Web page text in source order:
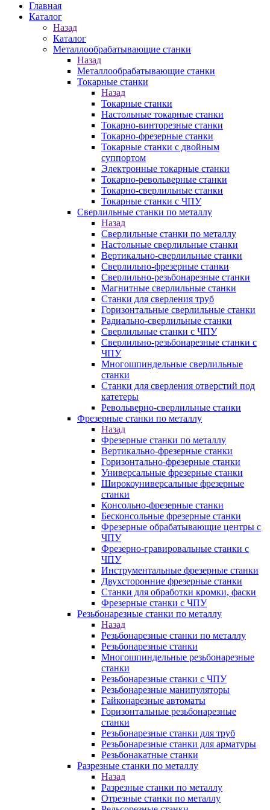
Главная
Каталог
Назад
Каталог
Металлообрабатывающие станки
Назад
Металлообрабатывающие станки
Токарные станки
Назад
Токарные станки
Настольные токарные станки
Токарно-винторезные станки
Токарно-фрезерные станки
Токарные станки с двойным
суппортом
Электронные токарные станки
Токарно-револьверные станки
Токарно-сверлильные станки
Токарные станки с ЧПУ
Сверлильные станки по металлу
Назад
Сверлильные станки по металлу
Настольные сверлильные станки
Вертикально-сверлильные станки
Сверлильно-фрезерные станки
Сверлильно-резьбонарезные станки
Магнитные сверлильные станки
Станки для сверления труб
Горизонтальные сверлильные станки
Радиально-сверлильные станки
Сверлильные станки с ЧПУ
Сверлильно-резьбонарезные станки с
ЧПУ
Многошпиндельные сверлильные
станки
Станки для сверления отверстий под
катетеры
Револьверно-сверлильные станки
Фрезерные станки по металлу
Назад
Фрезерные станки по металлу
Вертикально-фрезерные станки
Горизонтально-фрезерные станки
Универсальные фрезерные станки
Широкоуниверсальные фрезерные
станки
Консольно-фрезерные станки
Бесконсольные фрезерные станки
Фрезерные обрабатывающие центры с
ЧПУ
Фрезерно-гравировальные станки с
ЧПУ
Инструментальные фрезерные станки
Двухсторонние фрезерные станки
Станки для обработки кромки, фаски
Фрезерные станки с ЧПУ
Резьбонарезные станки по металлу
Назад
Резьбонарезные станки по металлу
Резьбонарезные станки
Многошпиндельные резьбонарезные
станки
Резьбонарезные станки с ЧПУ
Резьбонарезные манипуляторы
Гайконарезные автоматы
Горизонтальные резьбонарезные
станки
Резьбонарезные станки для труб
Резьбонарезные станки для арматуры
Резьбонакатные станки
Разрезные станки по металлу
Назад
Разрезные станки по металлу
Отрезные станки по металлу